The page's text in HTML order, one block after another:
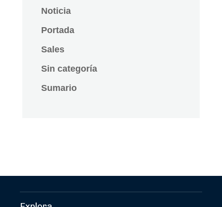
Noticia
Portada
Sales
Sin categoría
Sumario